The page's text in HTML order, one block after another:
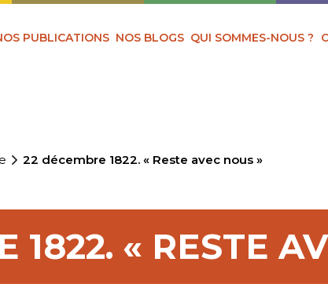
PUBLICATIONS NOS BLOGS QUI SOMMES-NOUS ?
22 décembre 1822. « Reste avec nous »
1822. « RESTE